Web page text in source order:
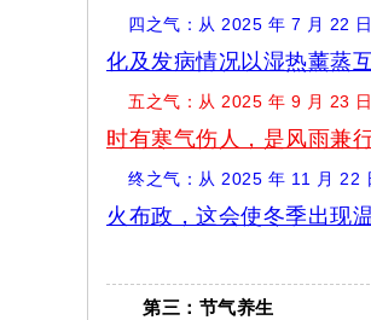
四之气：从 2025 年 7 月 22
化及发病情况以湿热薰蒸
五之气：从 2025 年 9 月 23
时有寒气伤人，是风雨兼
终之气：从 2025 年 11 月 22
火布政，这会使冬季出现
第三：节气养生